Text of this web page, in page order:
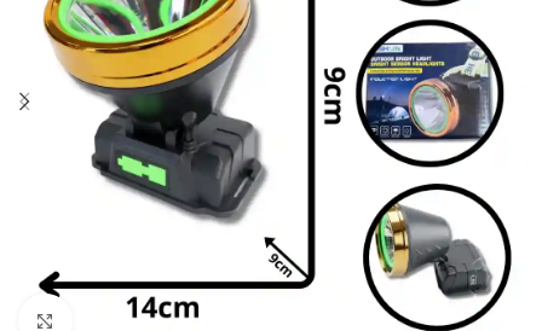
Haz clic para ampliar